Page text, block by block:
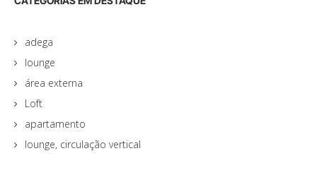
adega
lounge
área externa
Loft
apartamento
lounge, circulação vertical